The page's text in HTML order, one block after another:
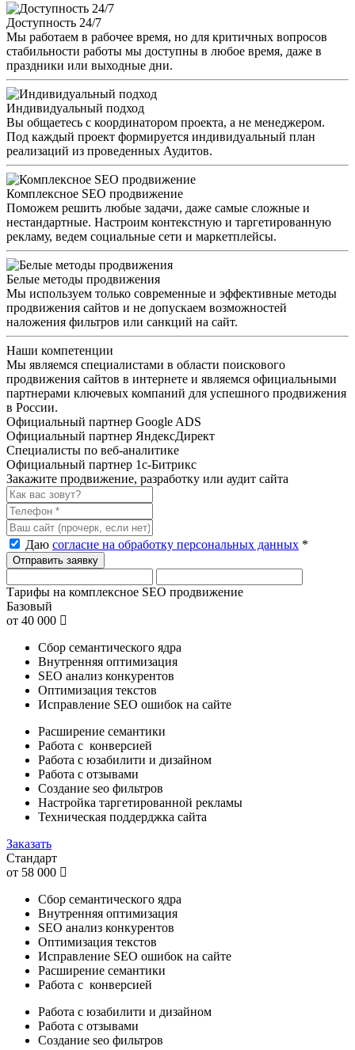
Доступность 24/7
Мы работаем в рабочее время, но для критичных вопросов
стабильности работы мы доступны в любое время, даже в
праздники или выходные дни.
Индивидуальный подход
Вы общаетесь с координатором проекта, а не менеджером.
Под каждый проект формируется индивидуальный план
реализаций из проведенных Аудитов.
Комплексное SEO продвижение
Поможем решить любые задачи, даже самые сложные и
нестандартные. Настроим контекстную и таргетированную
рекламу, ведем социальные сети и маркетплейсы.
Белые методы продвижения
Мы используем только современные и эффективные методы
продвижения сайтов и не допускаем возможностей
наложения фильтров или санкций на сайт.
Наши компетенции
Мы являемся специалистами в области поискового
продвижения сайтов в интернете и являемся официальными
партнерами ключевых компаний для успешного продвижения
в России.
Официальный партнер Google ADS
Официальный партнер ЯндексДирект
Специалисты по веб-аналитике
Официальный партнер 1с-Битрикс
Закажите продвижение, разработку или аудит сайта
Даю согласие на обработку персональных данных *
Тарифы на комплексное SEO продвижение
Базовый
от 40 000
Сбор семантического ядра
Внутренняя оптимизация
SEO анализ конкурентов
Оптимизация текстов
Исправление SEO ошибок на сайте
Расширение семантики
Работа с конверсией
Работа с юзабилити и дизайном
Работа с отзывами
Создание seo фильтров
Настройка таргетированной рекламы
Техническая поддерджка сайта
Заказать
Стандарт
от 58 000
Сбор семантического ядра
Внутренняя оптимизация
SEO анализ конкурентов
Оптимизация текстов
Исправление SEO ошибок на сайте
Расширение семантики
Работа с конверсией
Работа с юзабилити и дизайном
Работа с отзывами
Создание seo фильтров